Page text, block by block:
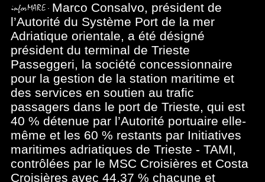
Marco Consalvo, président de
l’Autorité du Système Port de la mer
Adriatique orientale, a été désigné
président du terminal de Trieste
Passeggeri, la société concessionnaire
pour la gestion de la station maritime et
des services en soutien au trafic
passagers dans le port de Trieste, qui est
40 % détenue par l’Autorité portuaire elle-
même et les 60 % restants par Initiatives
maritimes adriatiques de Trieste - TAMI,
contrôlées par le MSC Croisières et Costa
Croisières avec 44,37 % chacune et